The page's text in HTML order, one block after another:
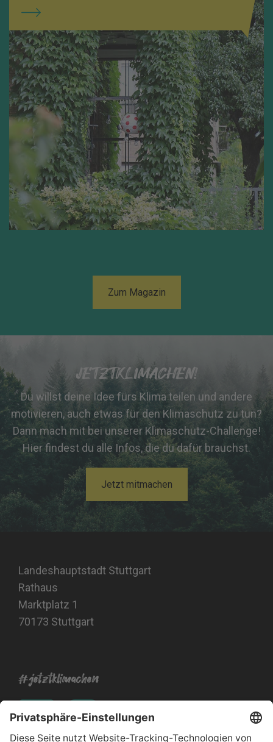
Zum Magazin
JETZTKLIMACHEN!
Du willst deine Idee fürs Klima teilen und andere
motivieren, auch etwas für den Klimaschutz zu tun?
Dann mach mit bei unserer Klimaschutz-Challenge!
Hier findest du alle Infos, die du dafür brauchst.
Jetzt mitmachen
Landeshauptstadt Stuttgart
Rathaus
Marktplatz 1
70173 Stuttgart
#jetztklimachen